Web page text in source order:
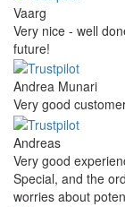
Vaarg
Very nice - well
future!
Andrea Munari
Very good
Andreas
Very good
Special, and the
worries about